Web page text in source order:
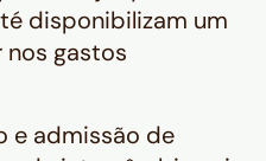
disponibilizam um
nos gastos
e admissão de